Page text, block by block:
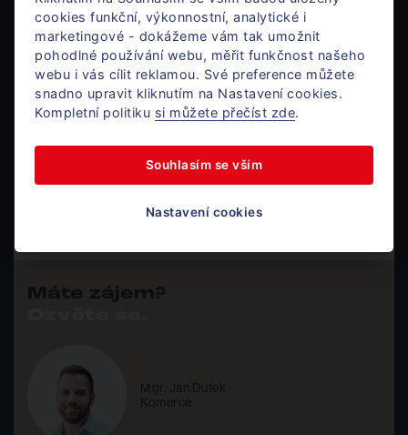
měsíc poptat
5. NP 200 m² ihned
80 000
Kč za
měsíc
21 800 Kč za
měsíc
poptat
6. NP 800 m² ihned
320
za měsíc
87 200 Kč za
Kč za
Máte zájem?
Mgr. Jan Dufek
Komerce
cookies funkční, výkonnostní, analytické i
marketingové - dokážeme vám tak umožnit
pohodlné používání webu, měřit funkčnost našeho
webu i vás cílit reklamou. Své preference můžete
snadno upravit kliknutím na Nastavení cookies.
Kompletní politiku si můžete přečíst zde.
Souhlasím se vším
Nastavení cookies